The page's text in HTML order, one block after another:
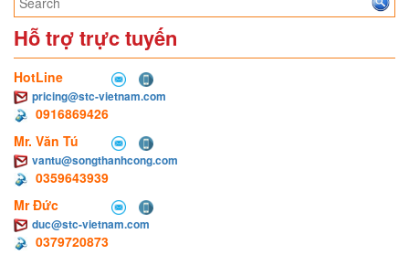
Hỗ trợ trực tuyến
HotLine
pricing@stc-vietnam.com
0916869426
Mr. Văn Tú
vantu@songthanhcong.com
0359643939
Mr Đức
duc@stc-vietnam.com
0379720873